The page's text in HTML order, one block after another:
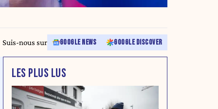
Suis-nous sur GOOGLE NEWS GOOGLE DISCOVER
LES PLUS LUS